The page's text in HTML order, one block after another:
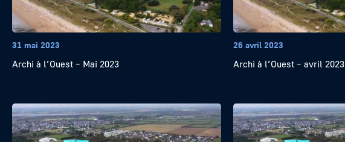
31 mai 2023
Archi à l’Ouest – Mai 2023
26 avril 2023
Archi à l’Ouest – avril 2023